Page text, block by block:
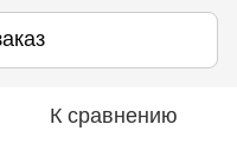
К сравнению